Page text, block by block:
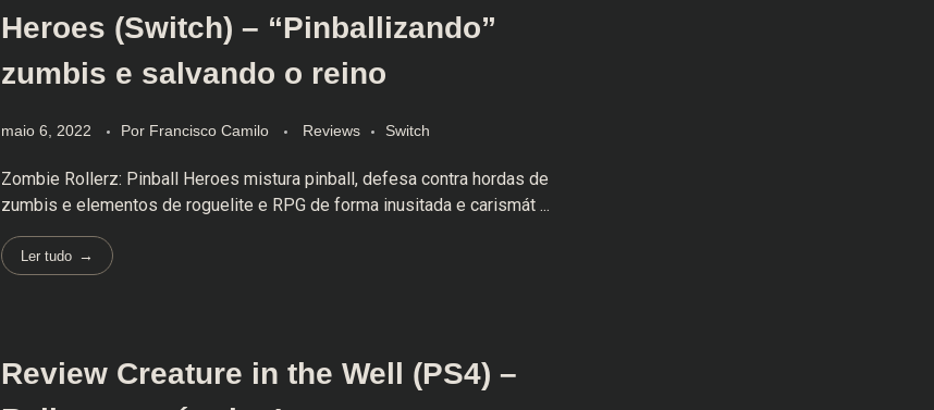
Heroes (Switch) – “Pinballizando”
zumbis e salvando o reino
maio 6, 2022 Por Francisco Camilo Reviews Switch
Zombie Rollerz: Pinball Heroes mistura pinball, defesa contra hordas de
zumbis e elementos de roguelite e RPG de forma inusitada e carismát ...
Ler tudo
Review Creature in the Well (PS4) –